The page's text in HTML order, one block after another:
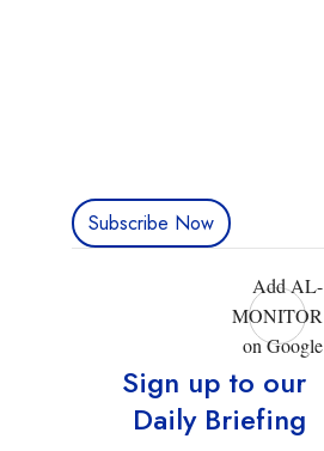
Subscribe Now
Add AL-
MONITOR
on Google
Sign up to our
Daily Briefing